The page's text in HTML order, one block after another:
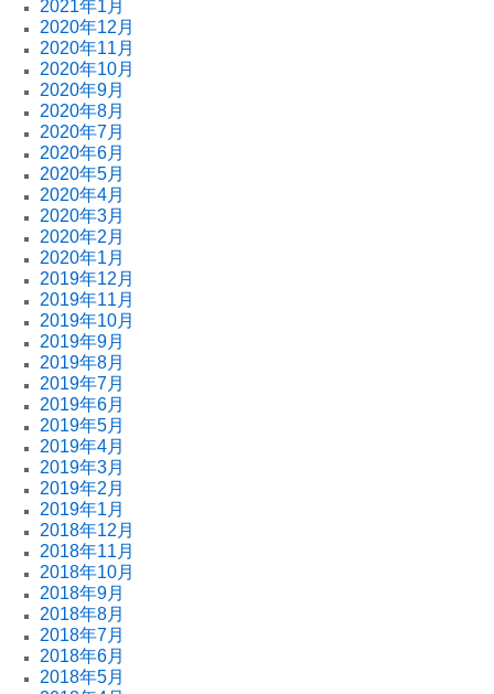
2021年1月
2020年12月
2020年11月
2020年10月
2020年9月
2020年8月
2020年7月
2020年6月
2020年5月
2020年4月
2020年3月
2020年2月
2020年1月
2019年12月
2019年11月
2019年10月
2019年9月
2019年8月
2019年7月
2019年6月
2019年5月
2019年4月
2019年3月
2019年2月
2019年1月
2018年12月
2018年11月
2018年10月
2018年9月
2018年8月
2018年7月
2018年6月
2018年5月